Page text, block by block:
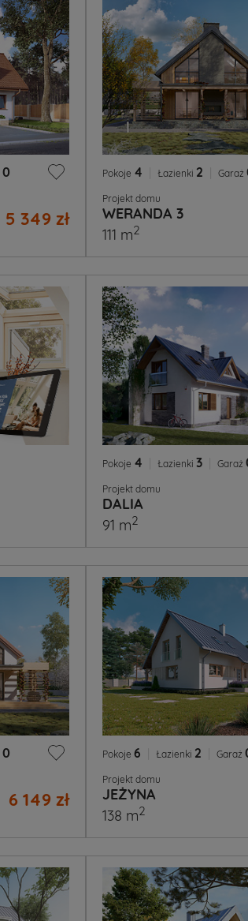
0
5 349 zł
Pokoje 4 Łazienki 2 Garaż
Projekt domu
WERANDA 3
111 m2
Pokoje 4 Łazienki 3 Garaż
Projekt domu
DALIA
91 m2
0
6 149 zł
Pokoje 6 Łazienki 2 Garaż
Projekt domu
JEŻYNA
138 m2